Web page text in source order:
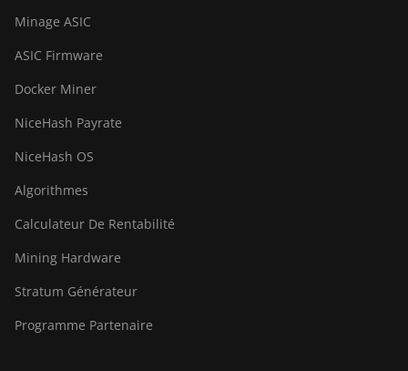
BITMAIN AntMiner S9
BITMAIN AntMiner S9
SE
BITMAIN AntMiner
S9j
BITMAIN AntMiner
T15
BITMAIN AntMiner
Minage ASIC
ASIC Firmware
Docker Miner
NiceHash Payrate
NiceHash OS
Algorithmes
Calculateur De Rentabilité
Mining Hardware
Stratum Générateur
Programme Partenaire